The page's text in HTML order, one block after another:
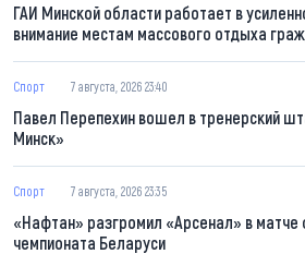
ГАИ Минской области работает в
внимание местам массового отдыха
Спорт 7 августа, 2026 23:40
Павел Перепехин вошел в тренерский
Минск»
Спорт 7 августа, 2026 23:35
«Нафтан» разгромил «Арсенал» в матче
чемпионата Беларуси